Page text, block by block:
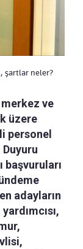
şartlar neler?
ve
üzere
personel
başvuruları
adayların